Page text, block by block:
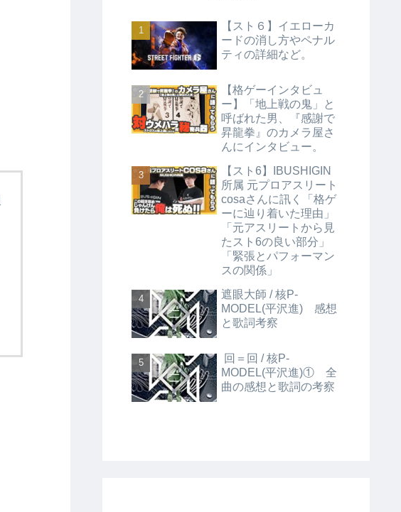
【スト６】イエローカ
ードの消し方やペナル
ティの詳細など。
【格ゲーインタビュ
ー】「地上戦の鬼」と
呼ばれた男、『感謝で
昇龍拳』のカメラ屋さ
んにインタビュー。
【スト6】IBUSHIGIN
所属 元プロアスリート
cosaさんに訊く「格ゲ
ーに辿り着いた理由」
「元アスリートから見
たスト6の良い部分」
「緊張とパフォーマン
スの関係」
遮眼大師 / 核P-
MODEL(平沢進) 感想
と歌詞考察
回＝回 / 核P-
MODEL(平沢進)① 全
曲の感想と歌詞の考察